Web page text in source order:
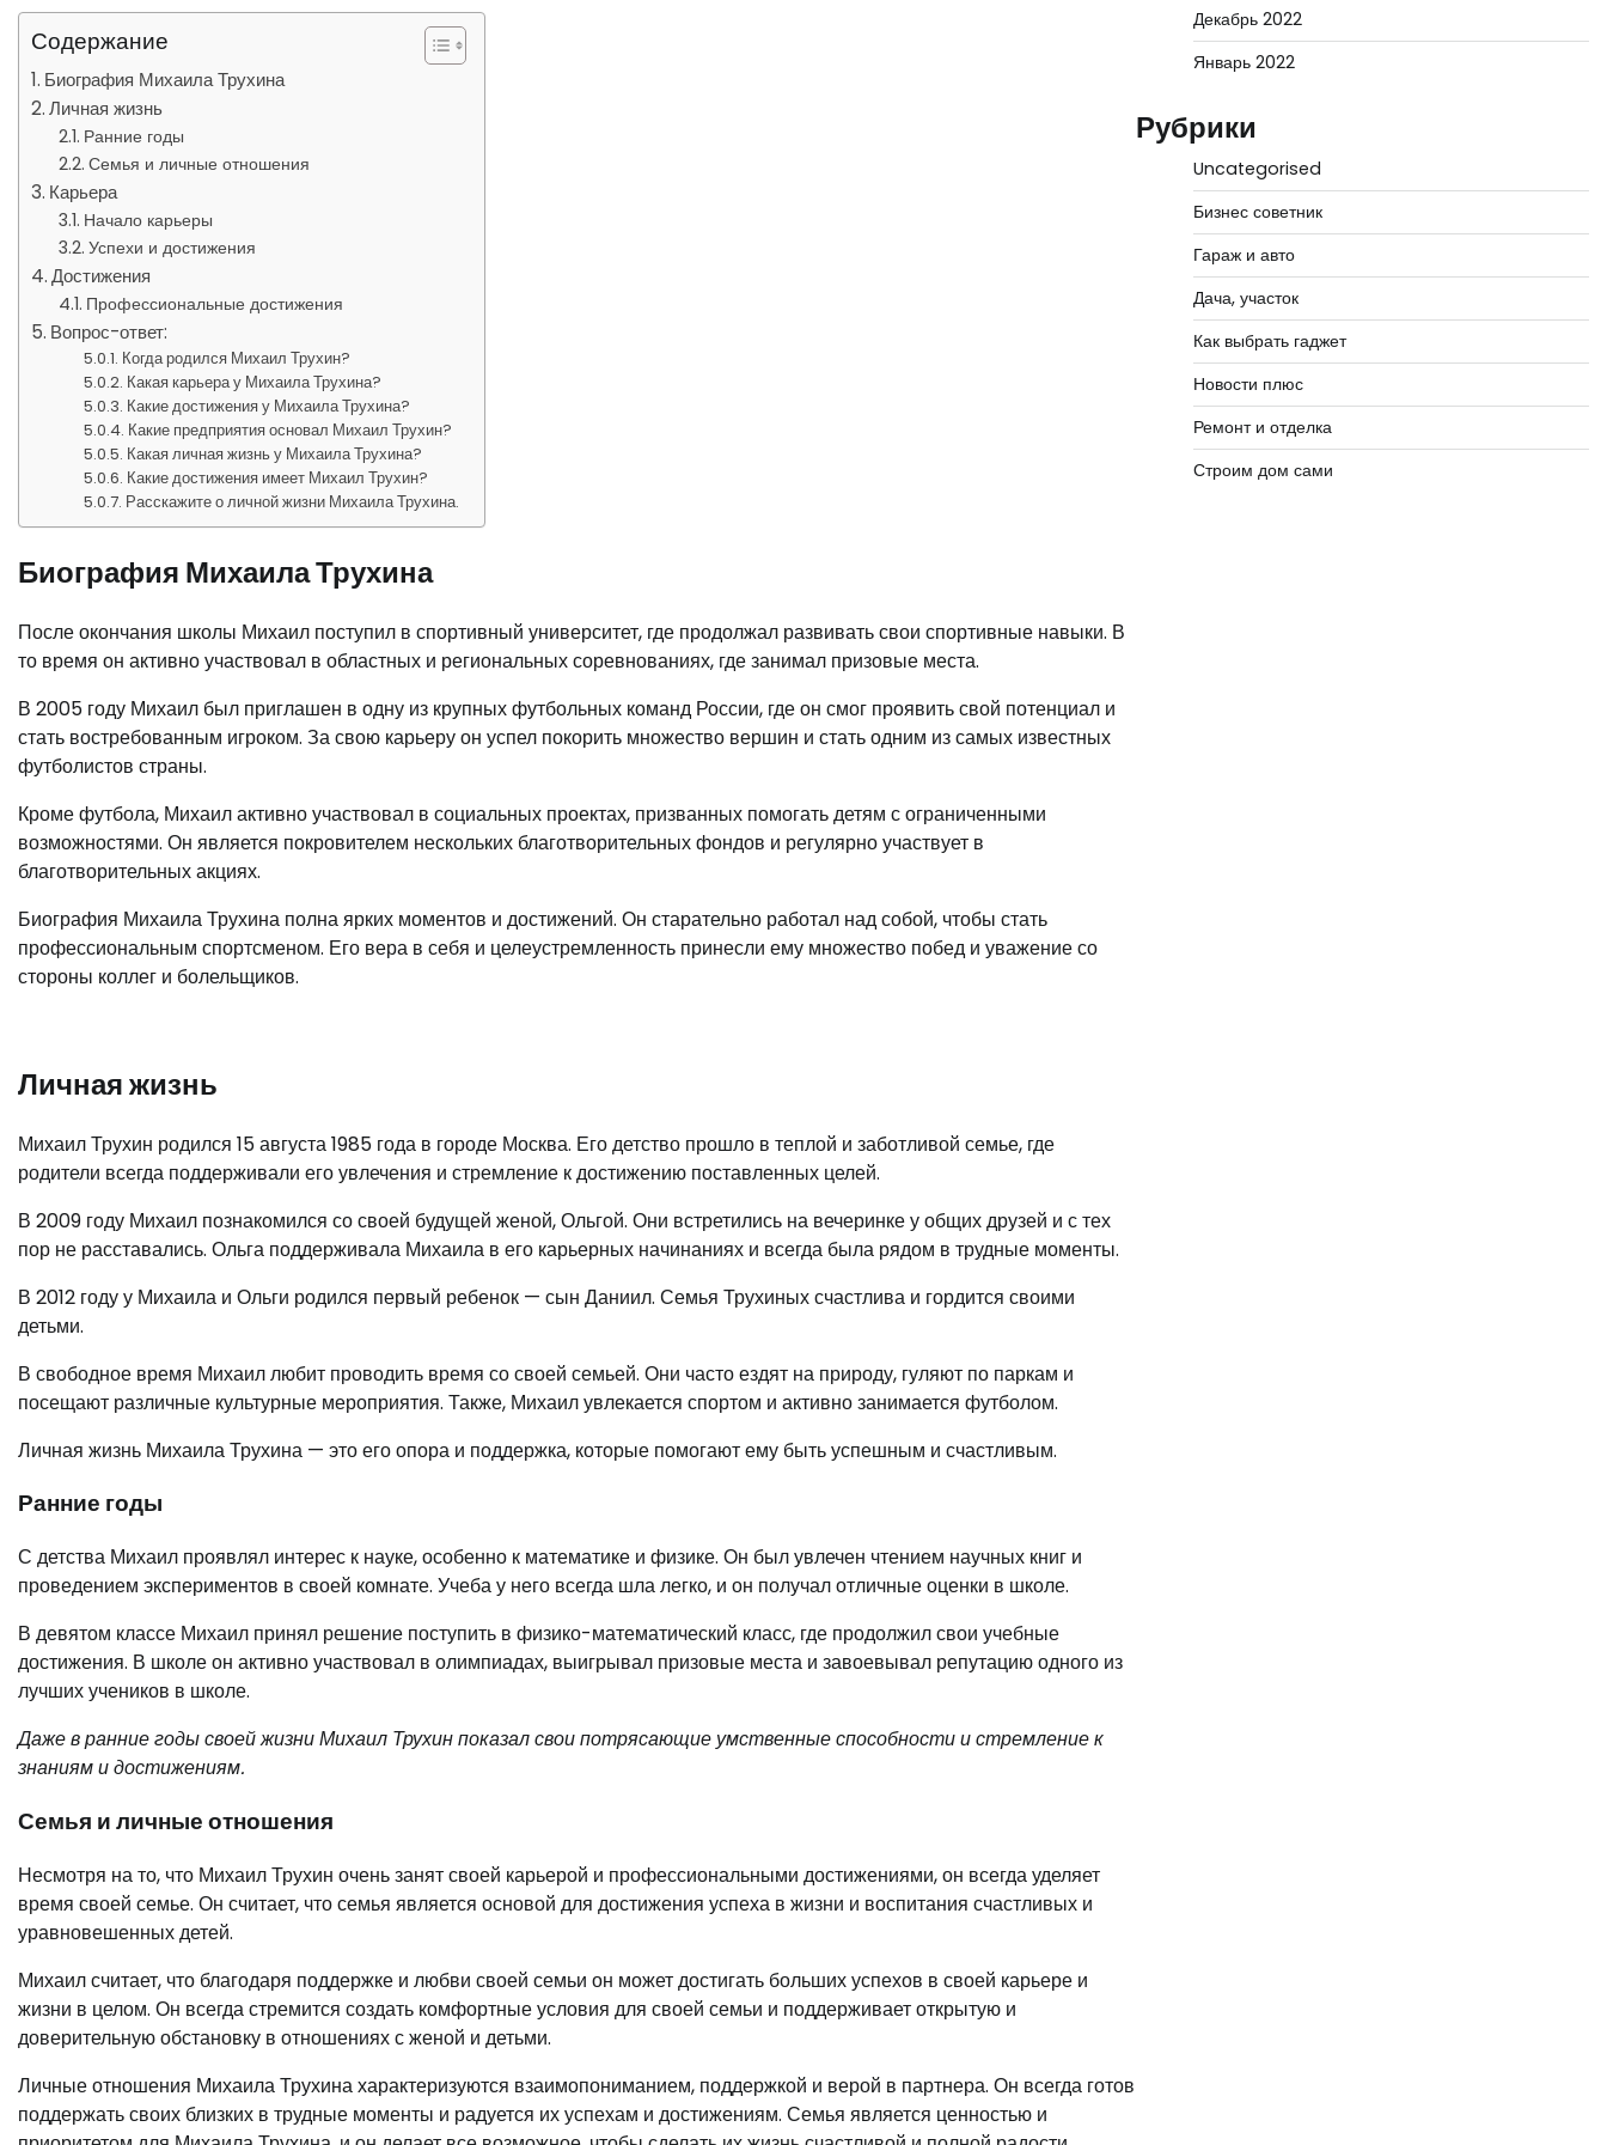
Содержание
Биография Михаила Трухина
Личная жизнь
Ранние годы
Семья и личные отношения
Карьера
Начало карьеры
Успехи и достижения
Достижения
Профессиональные достижения
Вопрос-ответ:
Когда родился Михаил Трухин?
Какая карьера у Михаила Трухина?
Какие достижения у Михаила Трухина?
Какие предприятия основал Михаил Трухин?
Какая личная жизнь у Михаила Трухина?
Какие достижения имеет Михаил Трухин?
Расскажите о личной жизни Михаила Трухина.
Биография Михаила Трухина
После окончания школы Михаил поступил в спортивный университет, где продолжал развивать свои спортивные навыки. В
то время он активно участвовал в областных и региональных соревнованиях, где занимал призовые места.
В 2005 году Михаил был приглашен в одну из крупных футбольных команд России, где он смог проявить свой потенциал и
стать востребованным игроком. За свою карьеру он успел покорить множество вершин и стать одним из самых известных
футболистов страны.
Кроме футбола, Михаил активно участвовал в социальных проектах, призванных помогать детям с ограниченными
возможностями. Он является покровителем нескольких благотворительных фондов и регулярно участвует в
благотворительных акциях.
Биография Михаила Трухина полна ярких моментов и достижений. Он старательно работал над собой, чтобы стать
профессиональным спортсменом. Его вера в себя и целеустремленность принесли ему множество побед и уважение со
стороны коллег и болельщиков.
Личная жизнь
Михаил Трухин родился 15 августа 1985 года в городе Москва. Его детство прошло в теплой и заботливой семье, где
родители всегда поддерживали его увлечения и стремление к достижению поставленных целей.
В 2009 году Михаил познакомился со своей будущей женой, Ольгой. Они встретились на вечеринке у общих друзей и с тех
пор не расставались. Ольга поддерживала Михаила в его карьерных начинаниях и всегда была рядом в трудные моменты.
В 2012 году у Михаила и Ольги родился первый ребенок — сын Даниил. Семья Трухиных счастлива и гордится своими
детьми.
В свободное время Михаил любит проводить время со своей семьей. Они часто ездят на природу, гуляют по паркам и
посещают различные культурные мероприятия. Также, Михаил увлекается спортом и активно занимается футболом.
Личная жизнь Михаила Трухина — это его опора и поддержка, которые помогают ему быть успешным и счастливым.
Ранние годы
С детства Михаил проявлял интерес к науке, особенно к математике и физике. Он был увлечен чтением научных книг и
проведением экспериментов в своей комнате. Учеба у него всегда шла легко, и он получал отличные оценки в школе.
В девятом классе Михаил принял решение поступить в физико-математический класс, где продолжил свои учебные
достижения. В школе он активно участвовал в олимпиадах, выигрывал призовые места и завоевывал репутацию одного из
лучших учеников в школе.
Даже в ранние годы своей жизни Михаил Трухин показал свои потрясающие умственные способности и стремление к
знаниям и достижениям.
Семья и личные отношения
Несмотря на то, что Михаил Трухин очень занят своей карьерой и профессиональными достижениями, он всегда уделяет
время своей семье. Он считает, что семья является основой для достижения успеха в жизни и воспитания счастливых и
уравновешенных детей.
Михаил считает, что благодаря поддержке и любви своей семьи он может достигать больших успехов в своей карьере и
жизни в целом. Он всегда стремится создать комфортные условия для своей семьи и поддерживает открытую и
доверительную обстановку в отношениях с женой и детьми.
Личные отношения Михаила Трухина характеризуются взаимопониманием, поддержкой и верой в партнера. Он всегда готов
поддержать своих близких в трудные моменты и радуется их успехам и достижениям. Семья является ценностью и
Декабрь 2022
Январь 2022
Рубрики
Uncategorised
Бизнес советник
Гараж и авто
Дача, участок
Как выбрать гаджет
Новости плюс
Ремонт и отделка
Строим дом сами